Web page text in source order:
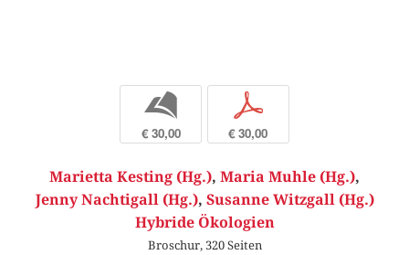
b
€ 30,00
p
€ 30,00
Marietta Kesting (Hg.), Maria Muhle (Hg.),
Jenny Nachtigall (Hg.), Susanne Witzgall (Hg.)
Hybride Ökologien
Broschur, 320 Seiten